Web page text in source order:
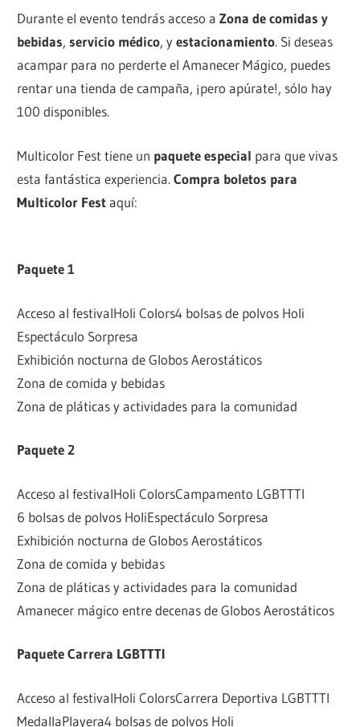
Durante el evento tendrás acceso a Zona de comidas y
bebidas, servicio médico, yestacionamiento. Si deseas
acampar para no perderte el Amanecer Mágico, puedes
rentar una tienda de campaña, ¡pero apúrate!, sólo hay
100 disponibles.
Multicolor Fest tiene un paquete especial para que vivas
esta fantástica experiencia.Compra boletos para
Multicolor Festaquí:
Paquete 1
Acceso al festivalHoli Colors4 bolsas de polvos Holi
Espectáculo Sorpresa
Exhibición nocturna de Globos Aerostáticos
Zona de comida y bebidas
Zona de pláticas y actividades para la comunidad
Paquete 2
Acceso al festivalHoli ColorsCampamento LGBTTTI
6 bolsas de polvos HoliEspectáculo Sorpresa
Exhibición nocturna de Globos Aerostáticos
Zona de comida y bebidas
Zona de pláticas y actividades para la comunidad
Amanecer mágico entre decenas de Globos Aerostáticos
Paquete Carrera LGBTTTI
Acceso al festivalHoli ColorsCarrera Deportiva LGBTTTI
MedallaPlayera4 bolsas de polvos Holi